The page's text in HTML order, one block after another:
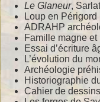
Le Glaneur,
Loup en Périgord
ADRAHP
Famille magne
Essai d’écriture
L’évolution du
Archéologie
Historiographie
Cahier de